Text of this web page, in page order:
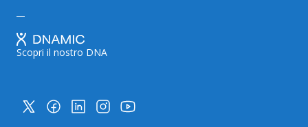
Scopri il nostro DNA